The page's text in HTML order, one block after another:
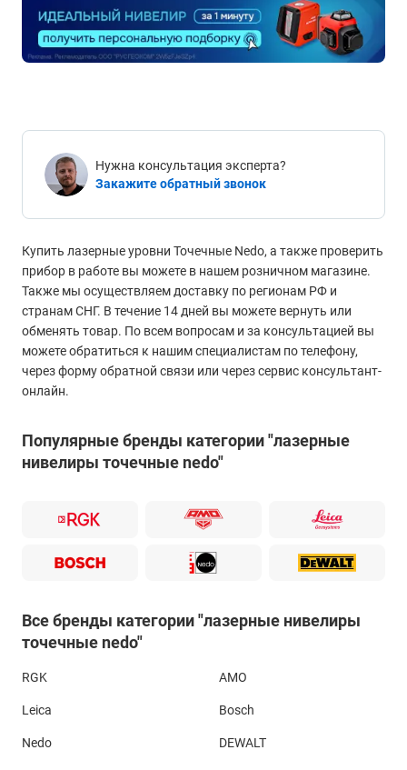
Нужна консультация эксперта?
Закажите обратный звонок
Купить лазерные уровни Точечные Nedo, а также проверить
прибор в работе вы можете в нашем розничном магазине.
Также мы осуществляем доставку по регионам РФ и
странам СНГ. В течение 14 дней вы можете вернуть или
обменять товар. По всем вопросам и за консультацией вы
можете обратиться к нашим специалистам по телефону,
через форму обратной связи или через сервис консультант-
онлайн.
Популярные бренды категории "лазерные
нивелиры точечные nedo"
Все бренды категории "лазерные нивелиры
точечные nedo"
RGK AMO
Leica Bosch
Nedo DEWALT